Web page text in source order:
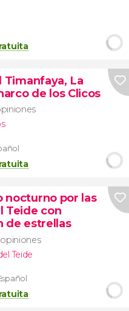
Timanfaya, La
de los Clicos
nocturno por las
Teide con
de estrellas
opiniones
Teide